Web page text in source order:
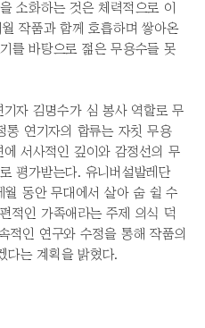
소화하는 것은 체력적으로 이
작품과 함께 호흡하며 쌓아온
를 바탕으로 젊은 무용수들 못
자 김명수가 심 봉사 역할로 무
통 연기자의 합류는 자칫 무용
서사적인 깊이와 감정선의 무
평가받는다. 유니버설발레단
동안 무대에서 살아 숨 쉴 수
적인 가족애라는 주제 의식 덕
적인 연구와 수정을 통해 작품의
다는 계획을 밝혔다.